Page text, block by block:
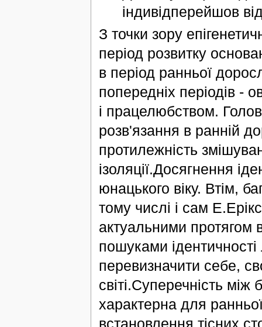
індивідперейшов
З точки зору
період розвитку
в період ранньої
попередніх періодів -
і працелюбством.
розв'язання в ранній
протилежність
ізоляції.Досягнення
юнацького віку. Втім,
тому числі і сам
актуальними протягом
пошуками
перевизначити себе,
світі.Суперечність між
характерна для
встановлення тісних